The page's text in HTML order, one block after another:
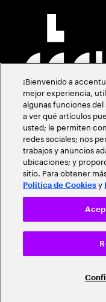
¡Bienvenido a
mejor experiencia,
algunas funciones del
a ver qué artículos
usted; le permiten
redes sociales; nos
trabajos y anuncios
ubicaciones; y
sitio. Para obtener
Política de Cookies y